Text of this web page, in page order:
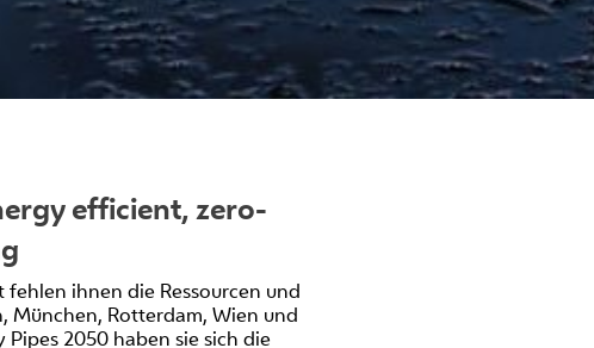
efficient, zero-
ihnen die Ressourcen und
München, Rotterdam, Wien und
2050 haben sie sich die